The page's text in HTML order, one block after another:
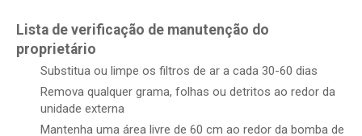
Lista de verificação de manutenção do
proprietário
Substitua ou limpe os filtros de ar a cada 30-60 dias
Remova qualquer grama, folhas ou detritos ao redor da
unidade externa
Mantenha uma área livre de 60 cm ao redor da bomba de